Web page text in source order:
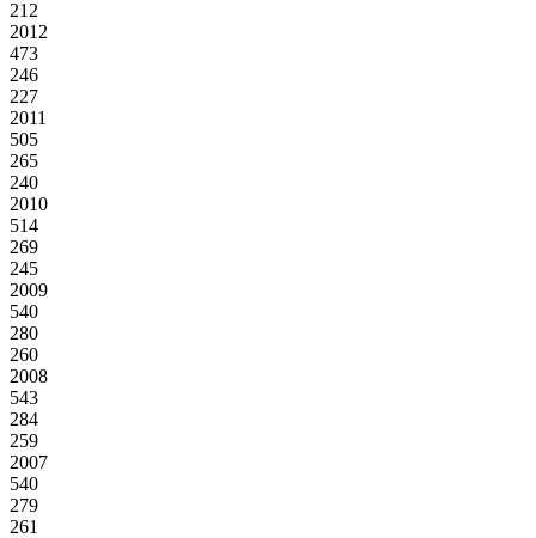
212
2012
473
246
227
2011
505
265
240
2010
514
269
245
2009
540
280
260
2008
543
284
259
2007
540
279
261